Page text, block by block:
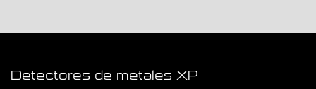
Detectores de metales XP